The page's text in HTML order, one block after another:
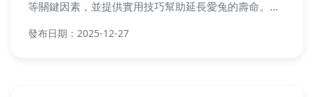
須知等實用信息，讓你全面了解豹貓的優缺點。